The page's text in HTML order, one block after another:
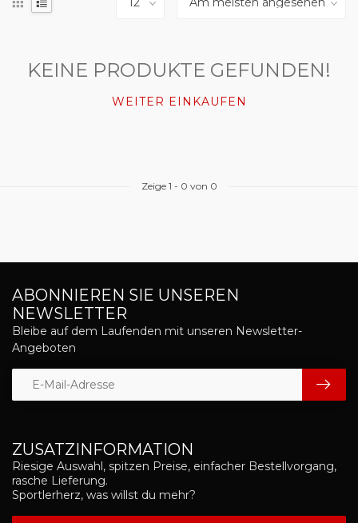
KEINE PRODUKTE GEFUNDEN!
WEITER EINKAUFEN
Zeige 1 - 0 von 0
ZUSATZINFORMATION
Riesige Auswahl, spitzen Preise, einfacher Bestellvorgang,
rasche Lieferung.
Sportlerherz, was willst du mehr?
ABONNIEREN SIE UNSEREN
NEWSLETTER
Bleibe auf dem Laufenden mit unseren Newsletter-
Angeboten